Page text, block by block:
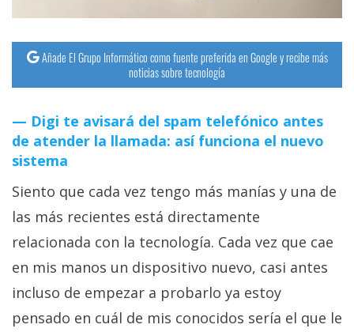
Añade El Grupo Informático como fuente preferida en Google y recibe más
noticias sobre tecnología
Digi te avisará del spam telefónico antes
de atender la llamada: así funciona el nuevo
sistema
Siento que cada vez tengo más manías y una de
las más recientes está directamente
relacionada con la tecnología. Cada vez que cae
en mis manos un dispositivo nuevo, casi antes
incluso de empezar a probarlo ya estoy
pensado en cuál de mis conocidos sería el que le